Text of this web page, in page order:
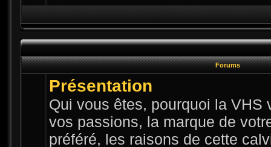
Forums
Présentation
Qui vous êtes, pourquoi la VHS
vos passions, la marque de
préféré, les raisons de cette